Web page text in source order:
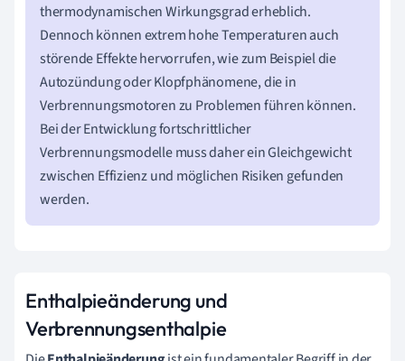
thermodynamischen Wirkungsgrad erheblich.
Dennoch können extrem hohe Temperaturen auch
störende Effekte hervorrufen, wie zum Beispiel die
Autozündung oder Klopfphänomene, die in
Verbrennungsmotoren zu Problemen führen können.
Bei der Entwicklung fortschrittlicher
Verbrennungsmodelle muss daher ein Gleichgewicht
zwischen Effizienz und möglichen Risiken gefunden
werden.
Enthalpieänderung und
Verbrennungsenthalpie